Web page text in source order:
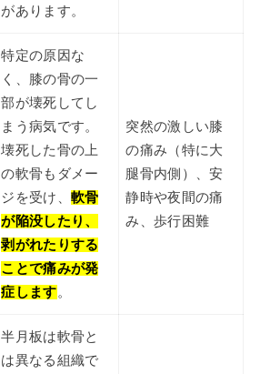
があります。
特定の原因な
く、膝の骨の一
部が壊死してし
まう病気です。
壊死した骨の上
の軟骨もダメー
ジを受け、 軟骨
が陥没したり、
剥がれたりする
ことで痛みが発
症します。
突然の激しい膝
の痛み（特に大
腿骨内側）、安
静時や夜間の痛
み、歩行困難
半月板は軟骨と
は異なる組織で